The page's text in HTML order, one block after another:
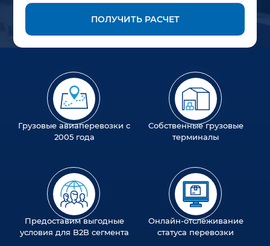
ПОЛУЧИТЬ РАСЧЕТ
Грузовые авиаперевозки с
2005 года
Собственные грузовые
терминалы
Предоставим выгодные
условия для B2B сегмента
Онлайн-отслеживание
статуса перевозки